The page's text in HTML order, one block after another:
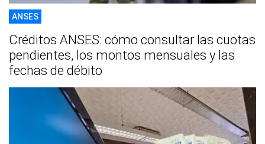
ANSES
Créditos ANSES: cómo consultar las cuotas
pendientes, los montos mensuales y las
fechas de débito